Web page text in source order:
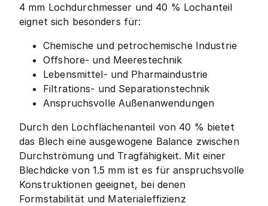
4 mm Lochdurchmesser und 40 % Lochanteil
eignet sich besonders für:
Chemische und petrochemische Industrie
Offshore- und Meerestechnik
Lebensmittel- und Pharmaindustrie
Filtrations- und Separationstechnik
Anspruchsvolle Außenanwendungen
Durch den Lochflächenanteil von 40 % bietet
das Blech eine ausgewogene Balance zwischen
Durchströmung und Tragfähigkeit. Mit einer
Blechdicke von 1.5 mm ist es für anspruchsvolle
Konstruktionen geeignet, bei denen
Formstabilität und Materialeffizienz